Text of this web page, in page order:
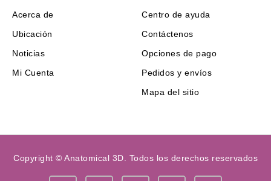
Acerca de
Ubicación
Noticias
Mi Cuenta
Centro de ayuda
Contáctenos
Opciones de pago
Pedidos y envíos
Mapa del sitio
Copyright © Anatomical 3D. Todos los derechos reservados